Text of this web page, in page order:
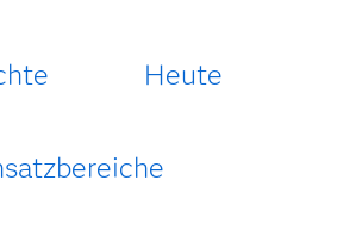
Heute